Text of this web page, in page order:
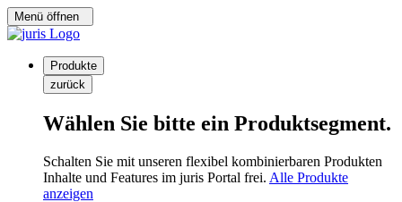
Menü öffnen
Produkte
zurück
Wählen Sie bitte ein Produktsegment.
Schalten Sie mit unseren flexibel kombinierbaren Produkten
Inhalte und Features im juris Portal frei. Alle Produkte
anzeigen